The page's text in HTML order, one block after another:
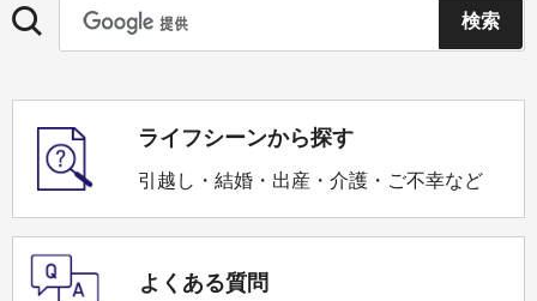
ライフシーンから探す
引越し・結婚・出産・介護・ご不幸など
よくある質問